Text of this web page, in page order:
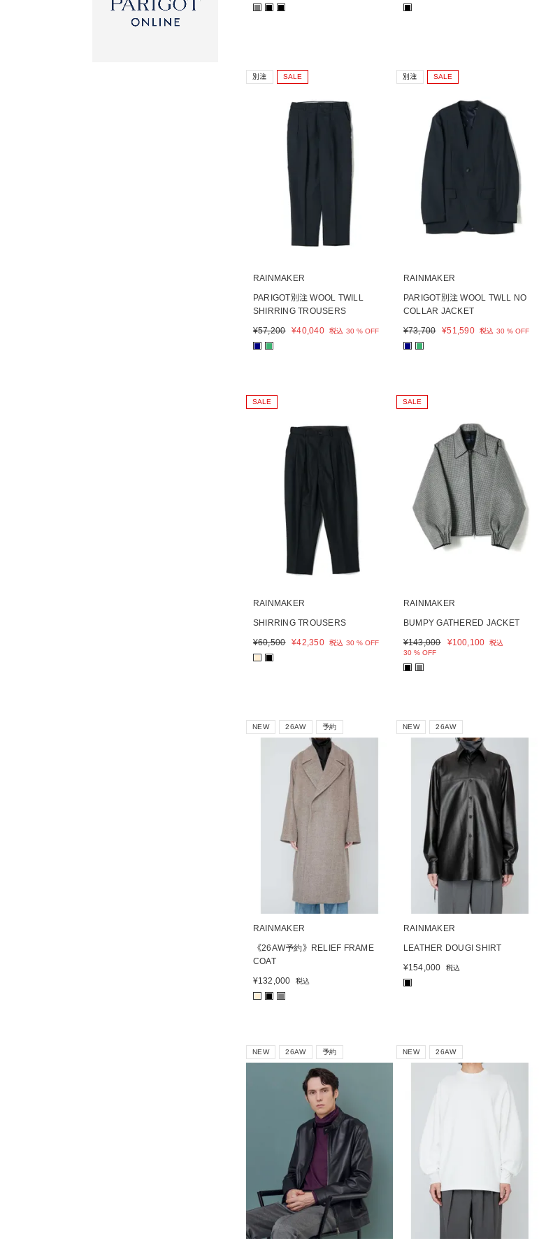
■ ■ ■ ■
別注 SALE
RAINMAKER
PARIGOT別注 WOOL TWILL
SHIRRING TROUSERS
¥57,200 ¥40,040 税込 30 % OFF
■ ■
別注 SALE
RAINMAKER
PARIGOT別注 WOOL TWLL NO
COLLAR JACKET
¥73,700 ¥51,590 税込 30 % OFF
■ ■
SALE
RAINMAKER
SHIRRING TROUSERS
¥60,500 ¥42,350 税込 30 % OFF
■ ■
SALE
RAINMAKER
BUMPY GATHERED JACKET
¥143,000 ¥100,100
税込
30 % OFF
■ ■
NEW 26AW 予約
RAINMAKER
《26AW予約》RELIEF FRAME
COAT
¥132,000 税込
■ ■ ■
NEW 26AW
RAINMAKER
LEATHER DOUGI SHIRT
¥154,000 税込
■
NEW 26AW 予約 NEW 26AW